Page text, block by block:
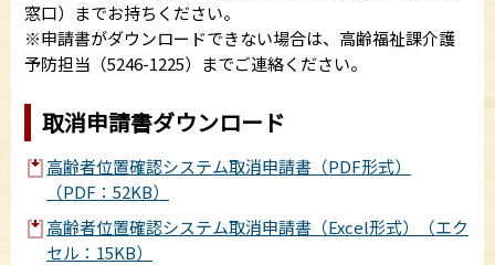
窓口）までお持ちください。
※申請書がダウンロードできない場合は、高齢福祉課介護
予防担当（5246-1225）までご連絡ください。
取消申請書ダウンロード
高齢者位置確認システム取消申請書（PDF形式）
（PDF：52KB）
高齢者位置確認システム取消申請書（Excel形式）（エク
セル：15KB）